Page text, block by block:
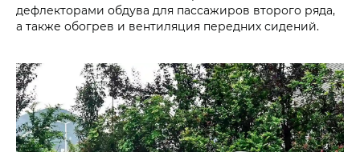
дефлекторами обдува для пассажиров второго ряда,
а также обогрев и вентиляция передних сидений.